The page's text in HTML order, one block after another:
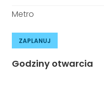
Metro
ZAPLANUJ
Godziny otwarcia